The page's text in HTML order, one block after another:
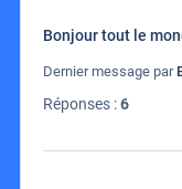
Bonjour tout le
Dernier message par
Réponses :6